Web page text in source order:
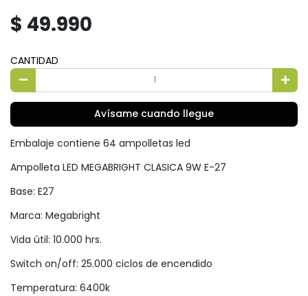
$ 49.990
CANTIDAD
Avísame cuando llegue
Embalaje contiene 64 ampolletas led
Ampolleta LED MEGABRIGHT CLASICA 9W E-27
Base: E27
Marca: Megabright
Vida útil: 10.000 hrs.
Switch on/off: 25.000 ciclos de encendido
Temperatura: 6400k